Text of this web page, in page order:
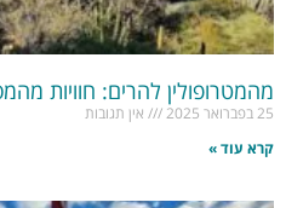
מהמטרופולין להרים: חוויות
25 בפברואר 2025
אין תגובות
קרא עוד »